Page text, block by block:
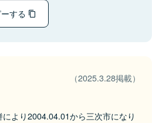
する
（2025.3.28掲載）
より2004.04.01から三次市になり